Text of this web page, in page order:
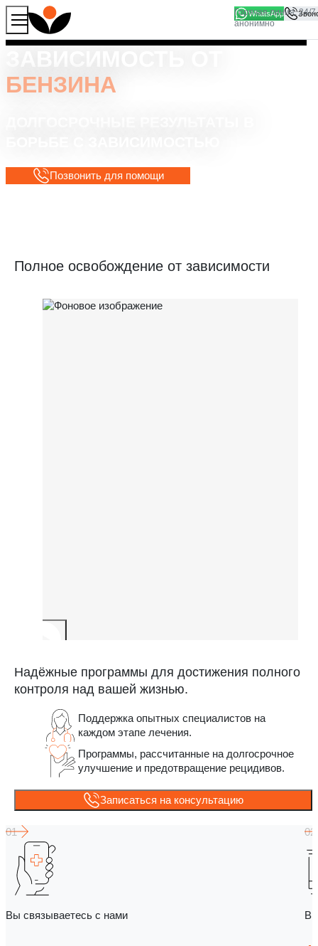
WhatsApp
БЕНЗИНА
Позвонить для помощи
Полное освобождение от зависимости
Надёжные программы для достижения полного
контроля над вашей жизнью.
Поддержка опытных специалистов на
каждом этапе лечения.
Программы, рассчитанные на долгосрочное
улучшение и предотвращение рецидивов.
Записаться на консультацию
Вы связываетесь с нами
Продолжая работу с сайтом, вы соглашаетесь на то, что
мы используем файлы
Хорошо